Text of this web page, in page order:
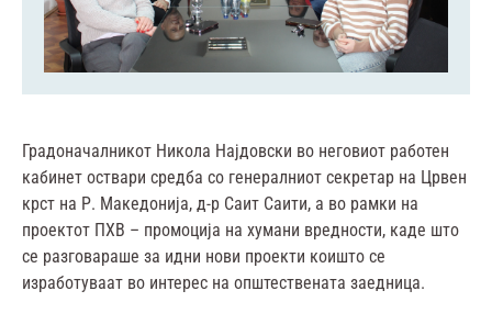
Градоначалникот Никола Најдовски во неговиот работен
кабинет оствари средба со генералниот секретар на Црвен
крст на Р. Македонија, д-р Саит Саити, а во рамки на
проектот ПХВ – промоција на хумани вредности, каде што
се разговараше за идни нови проекти коишто се
изработуваат во интерес на општествената заедница.